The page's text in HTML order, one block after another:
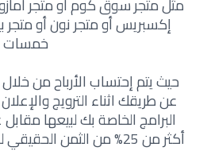
إكسبريس أو متجر نون أو
خمسات
حيث يتم إحتساب الأرباح من خلال
عن طريقك اثناء الترويج
البرامج الخاصة بك لبيعها
أكثر من 25% من الثمن